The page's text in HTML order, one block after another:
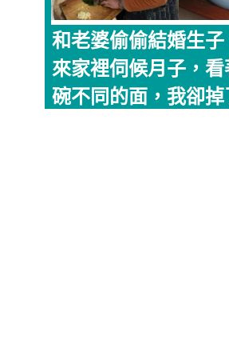
和老婆偷偷結婚生
來家裡伺候月子，
碗不同的面，我卻掉